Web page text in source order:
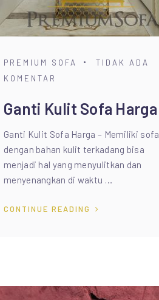
PREMIUM SOFA
TIDAK ADA
KOMENTAR
Ganti Kulit Sofa Harga
Ganti Kulit Sofa Harga – Memiliki sofa
dengan bahan kulit terkadang bisa
menjadi hal yang menyulitkan dan
menyenangkan di waktu …
CONTINUE READING